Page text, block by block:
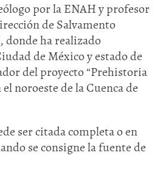
por la ENAH y profesor
de Salvamento
ha realizado
de México y estado de
del proyecto “Prehistoria
noroeste de la Cuenca de
ser citada completa o en
se consigne la fuente de